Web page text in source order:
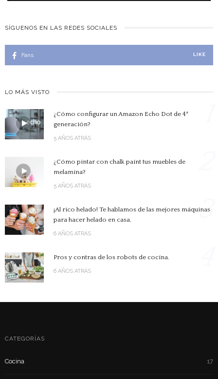
SÍGUENOS EN LAS REDES SOCIALES
Fans LIKE
LO MÁS VISTO
¿Cómo configurar un Amazon Echo Dot de 4ª
generación?
5 AÑOS ATRÁS
¿Cómo pintar con chalk paint tus muebles de
melamina?
5 AÑOS ATRÁS
¡Al rico helado! Te hablamos de las mejores máquinas
para hacer helado en casa.
6 AÑOS ATRÁS
3
Pros y contras de los robots de cocina.
6 AÑOS ATRÁS
CATEGORÍAS
Cocina 17